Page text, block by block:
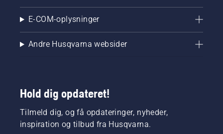
E-COM-oplysninger
Andre Husqvarna websider
Hold dig opdateret!
Tilmeld dig, og få opdateringer, nyheder,
inspiration og tilbud fra Husqvarna.